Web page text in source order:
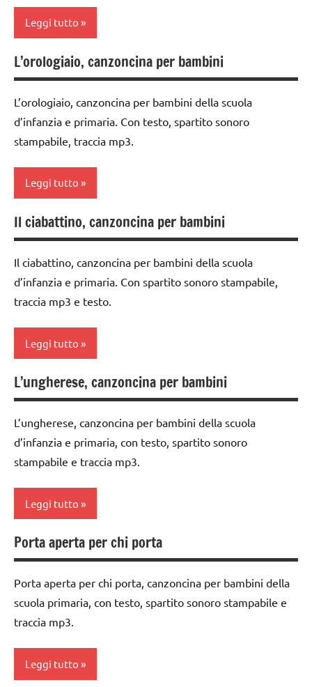
MONTESSORI
MUSICA
STAGIONI
TUTTI GLI
ARGOMENTI
PER ETA'
TUTTI GLI
ARTICOLI
MUSICA
TUTTI GLI
PER ETA'
ARTICOLI
3 ai
6
anni
flauto
dolce
e
canto
MUSICA
TUTTI GLI
ARGOMENTI
TUTTI GLI
Leggi tutto
classe
1a
classe
2a
3 ai
6
anni
flauto
dolce
e
canto
MUSICA
TUTTI GLI
ARGOMENTI
TUTTI GLI
L’orologiaio, canzoncina per bambini
L’orologiaio, canzoncina per bambini della scuola
d’infanzia e primaria. Con testo, spartito sonoro
stampabile, traccia mp3.
Leggi tutto
classe
1a
classe
2a
3a
6
anni
flauto
dolce
e
MUSICA
ARGOMENTI
TUTTI GLI
ARTICOLI
Il ciabattino, canzoncina per bambini
Il ciabattino, canzoncina per bambini della scuola
d’infanzia e primaria. Con spartito sonoro stampabile,
traccia mp3 e testo.
Leggi tutto
classe
1a
classe
2a
classe
3a
6
anni
flauto
dolce
e
MUSICA
L’ungherese, canzoncina per bambini
L’ungherese, canzoncina per bambini della scuola
d’infanzia e primaria, con testo, spartito sonoro
stampabile e traccia mp3.
Leggi tutto
classe
1a
classe
2a
3a
Porta aperta per chi porta
Porta aperta per chi porta, canzoncina per bambini della
scuola primaria, con testo, spartito sonoro stampabile e
traccia mp3.
Leggi tutto